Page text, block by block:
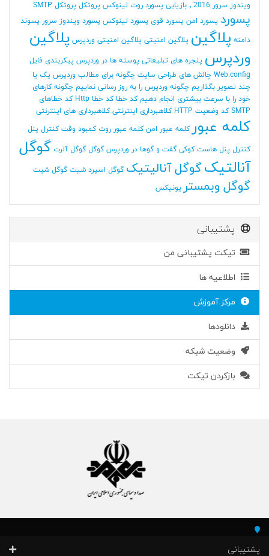
ویندوز سرور 2016
٬ بازیابی پسورد روت لینوکس پروتکل پروتکل SMTP
پسورد پسورد امن پسورد قوی پسورد لینوکس پسورد ویندوز سرور پسوند
دامنه پلاگین پلاگین امنیتی پلاگین امنیتی وردپرس پلاگین
وردپرس پنجره های تبلیغاتی پوسته ها در وردپرس پیکربندی فایل
Web.config چالش های طراحی سایت چگونه برای مطالب وردپرس یک یا
چند تصویر بگذاریم چگونه وردپرس را به روز رسانی نماییم چگونه کارهای
خود را با سرعت بیشتری انجام دهیم کد خطا کد خطا Http
کد خطاهای
SMTP کد وضعیت HTTP کلاهبرداری اینترنتی کلاهبرداری های اینترنتی
کلمه عبور کلمه عبور امن کلمه عبور روت کمبود وقت کنترل پنل
کنترل پنل هاست کوکی گفت و گوها در وردپرس گوگل گوگل آلرت گوگل
آنالتیکگوگل آنالیتیک گوگل اسپرد شیت گوگل شیت
گوگل وبمستر یونیکس
پشتیبانی
تیکت پشتیبانی من
اطلاعیه ها
مرکز آموزش
دانلودها
وضعیت شبکه
بازکردن تیکت
پشتیبانی